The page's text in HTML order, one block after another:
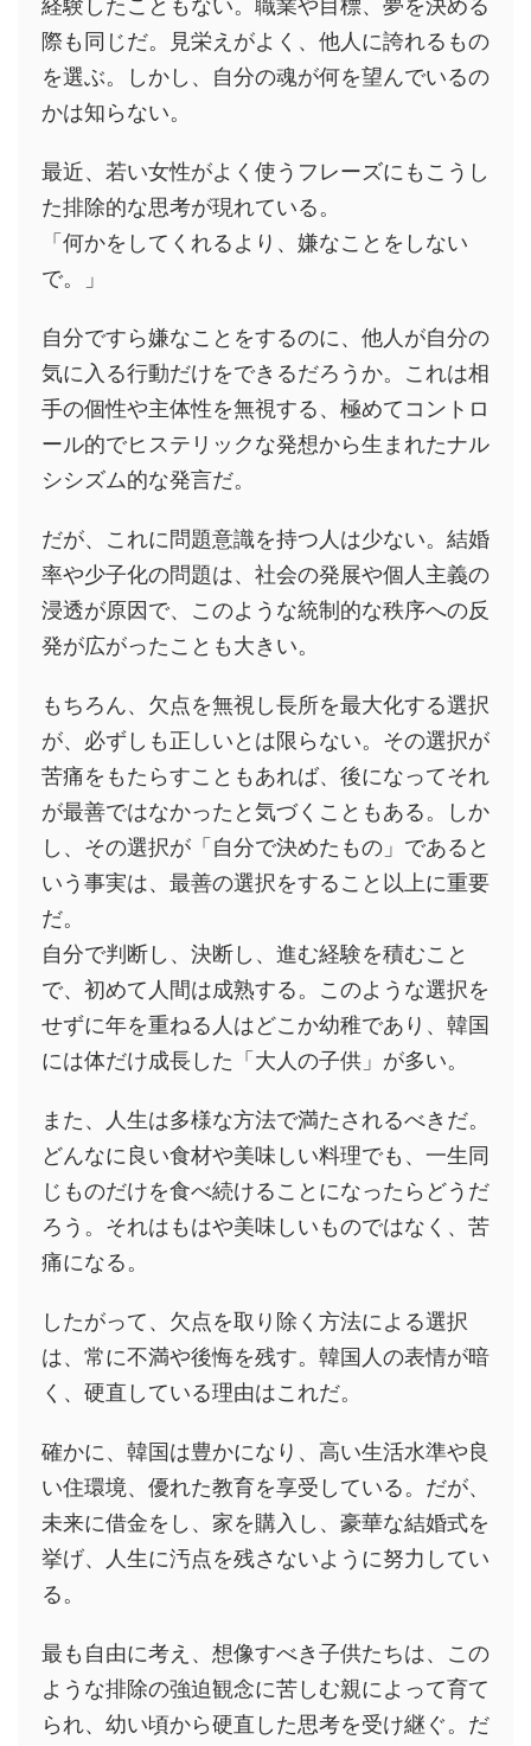
経験したこともない。職業や目標、夢を決める
際も同じだ。見栄えがよく、他人に誇れるもの
を選ぶ。しかし、自分の魂が何を望んでいるの
かは知らない。
最近、若い女性がよく使うフレーズにもこうし
た排除的な思考が現れている。
「何かをしてくれるより、嫌なことをしない
で。」
自分ですら嫌なことをするのに、他人が自分の
気に入る行動だけをできるだろうか。これは相
手の個性や主体性を無視する、極めてコントロ
ール的でヒステリックな発想から生まれたナル
シシズム的な発言だ。
だが、これに問題意識を持つ人は少ない。結婚
率や少子化の問題は、社会の発展や個人主義の
浸透が原因で、このような統制的な秩序への反
発が広がったことも大きい。
もちろん、欠点を無視し長所を最大化する選択
が、必ずしも正しいとは限らない。その選択が
苦痛をもたらすこともあれば、後になってそれ
が最善ではなかったと気づくこともある。しか
し、その選択が「自分で決めたもの」であると
いう事実は、最善の選択をすること以上に重要
だ。
自分で判断し、決断し、進む経験を積むこと
で、初めて人間は成熟する。このような選択を
せずに年を重ねる人はどこか幼稚であり、韓国
には体だけ成長した「大人の子供」が多い。
また、人生は多様な方法で満たされるべきだ。
どんなに良い食材や美味しい料理でも、一生同
じものだけを食べ続けることになったらどうだ
ろう。それはもはや美味しいものではなく、苦
痛になる。
したがって、欠点を取り除く方法による選択
は、常に不満や後悔を残す。韓国人の表情が暗
く、硬直している理由はこれだ。
確かに、韓国は豊かになり、高い生活水準や良
い住環境、優れた教育を享受している。だが、
未来に借金をし、家を購入し、豪華な結婚式を
挙げ、人生に汚点を残さないように努力してい
る。
最も自由に考え、想像すべき子供たちは、この
ような排除の強迫観念に苦しむ親によって育て
られ、幼い頃から硬直した思考を受け継ぐ。だ